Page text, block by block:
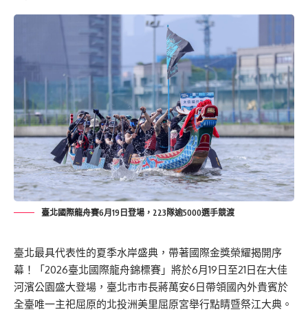
臺北國際龍舟賽6月19日登場，223隊逾5000選手競渡
臺北最具代表性的夏季水岸盛典，帶著國際金獎榮耀揭開序
幕！「2026臺北國際龍舟錦標賽」將於6月19日至21日在大佳
河濱公園盛大登場，臺北市市長蔣萬安6日帶領國內外貴賓於
全臺唯一主祀屈原的北投洲美里屈原宮舉行點睛暨祭江大典。